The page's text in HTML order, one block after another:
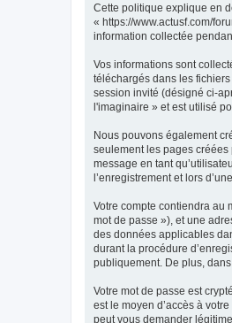
Cette politique explique en
« https://www.actusf.com/
information collectée
Vos informations sont
téléchargés dans les
session invité (désigné ci-
l'imaginaire » et est utilisé
Nous pouvons également
seulement les pages créées
message en tant
l’enregistrement et lors
Votre compte contiendra au
mot de passe »), et une
des données applicables
durant la procédure
publiquement. De plus,
Votre mot de passe est
est le moyen d’accès à
peut vous demander